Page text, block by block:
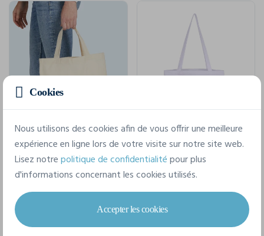
Organic Cotton Shopper Sh
Bags By Jassz OG-3842-SH
taille unique
Bags By Jassz OG-3842-LH
taille unique
Cookies
Nous utilisons des cookies afin de vous offrir une meilleure
expérience en ligne lors de votre visite sur notre site web.
Lisez notrepolitique de confidentialitépour plus
d'informations concernant les cookies utilisés.
Accepter les cookies